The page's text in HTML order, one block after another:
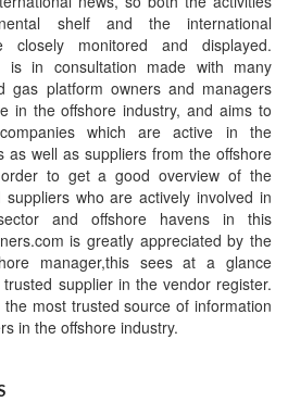
shelf and the international
closely monitored and displayed.
is in consultation made with many
gas platform owners and managers
in the offshore industry, and aims to
which are active in the
as well as suppliers from the offshore
to get a good overview of the
suppliers who are actively involved in
and offshore havens in this
is greatly appreciated by the
manager,this sees at a glance
supplier in the vendor register.
the most trusted source of information
in the offshore industry.